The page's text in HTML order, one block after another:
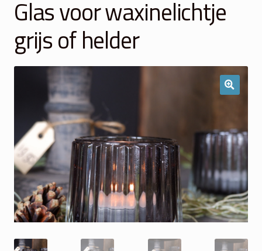
Winkelmand
Over Ons
Veelgestelde vragen
Contact
Glas voor waxinelichtje
grijs of helder